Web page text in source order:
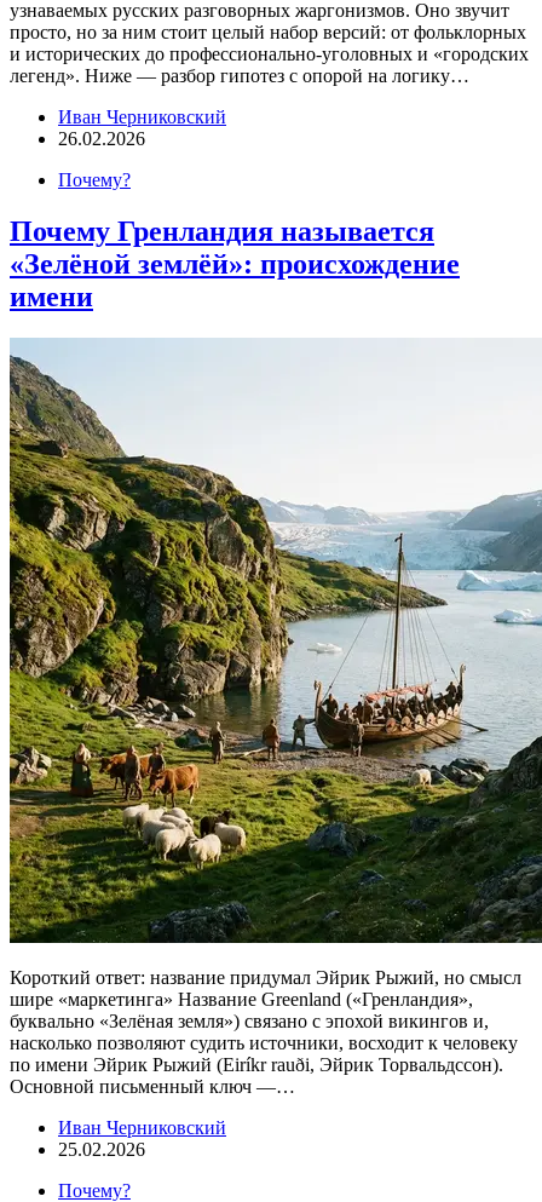
узнаваемых русских разговорных жаргонизмов. Оно звучит
просто, но за ним стоит целый набор версий: от фольклорных
и исторических до профессионально-уголовных и «городских
легенд». Ниже — разбор гипотез с опорой на логику…
Иван Черниковский
26.02.2026
Почему?
Почему Гренландия называется
«Зелёной землёй»: происхождение
имени
Короткий ответ: название придумал Эйрик Рыжий, но смысл
шире «маркетинга» Название Greenland («Гренландия»,
буквально «Зелёная земля») связано с эпохой викингов и,
насколько позволяют судить источники, восходит к человеку
по имени Эйрик Рыжий (Eiríkr rauði, Эйрик Торвальдссон).
Основной письменный ключ —…
Иван Черниковский
25.02.2026
Почему?